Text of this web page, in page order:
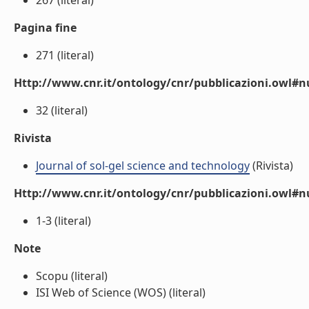
Pagina fine
271 (literal)
Http://www.cnr.it/ontology/cnr/
32 (literal)
Rivista
Journal of sol-gel science and technology(Rivista)
Http://www.cnr.it/ontology/cnr/
1-3 (literal)
Note
Scopu (literal)
ISI Web of Science (WOS) (literal)